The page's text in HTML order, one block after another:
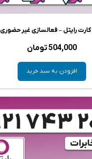
رایتل – فعالسازی غیر حضوری
504,000تومان
افزودن به سبد خرید